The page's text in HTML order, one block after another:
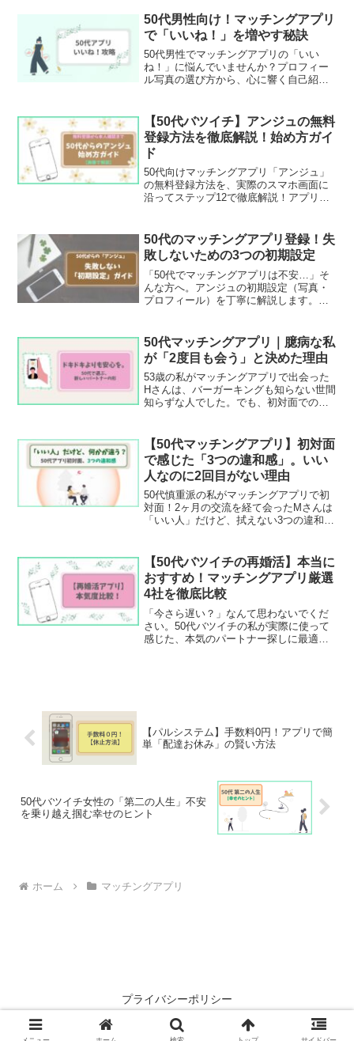
50代男性向け！マッチングアプリ
で「いいね！」を増やす秘訣
50代男性でマッチングアプリの「いい
ね！」に悩んでいませんか？プロフィー
ル写真の選び方から、心に響く自己紹介
劇的に変える秘訣がここに。
【50代バツイチ】アンジュの無料
登録方法を徹底解説！始め方ガイ
ド
50代向けマッチングアプリ「アンジュ」
の無料登録方法を、実際のスマホ画面に
沿ってステップ12で徹底解説！アプリの
イチ初心者さんでも迷わず完了できる手
順ガイドです。
50代のマッチングアプリ登録！失
敗しないための3つの初期設定
「50代でマッチングアプリは不安…」そ
んな方へ。アンジュの初期設定（写真・
プロフィール）を丁寧に解説します。自
方など、バツイチから新しい一歩を踏み
出すためのコツを伝授します。
50代マッチングアプリ｜臆病な私
が「2度目も会う」と決めた理由
53歳の私がマッチングアプリで出会った
Hさんは、バーガーキングも知らない世間
知らずな人でした。でも、初対面での不
「安心」を。50代の私が、もやもやを抱
えながらも「2回目も会ってみよう」と思
った理由を綴ります。
【50代マッチングアプリ】初対面
で感じた「3つの違和感」。いい
人なのに2回目がない理由
50代慎重派の私がマッチングアプリで初
対面！2ヶ月の交流を経て会ったMさんは
「いい人」だけど、拭えない3つの違和感
音を綴ります。
【50代バツイチの再婚活】本当に
おすすめ！マッチングアプリ厳選
4社を徹底比較
「今さら遅い？」なんて思わないでくだ
さい。50代バツイチの私が実際に使って
感じた、本気のパートナー探しに最適な
【パルシステム】手数料0円！アプリで簡
単「配達お休み」の賢い方法
50代バツイチ女性の「第二の人生」不安
を乗り越え掴む幸せのヒント
ホーム マッチングアプリ
プライバシーポリシー
© 2024 あめいろブログ.